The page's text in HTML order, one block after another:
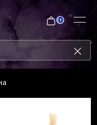
0